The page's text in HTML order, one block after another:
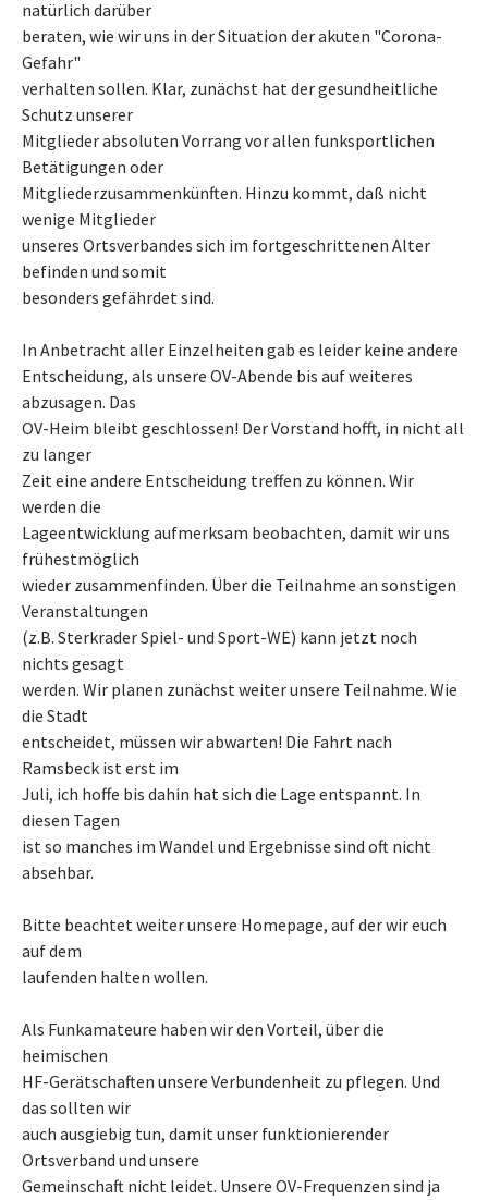
natürlich darüber
beraten, wie wir uns in der Situation der akuten "Corona-
Gefahr"
verhalten sollen. Klar, zunächst hat der gesundheitliche
Schutz unserer
Mitglieder absoluten Vorrang vor allen funksportlichen
Betätigungen oder
Mitgliederzusammenkünften. Hinzu kommt, daß nicht
wenige Mitglieder
unseres Ortsverbandes sich im fortgeschrittenen Alter
befinden und somit
besonders gefährdet sind.
In Anbetracht aller Einzelheiten gab es leider keine andere
Entscheidung, als unsere OV-Abende bis auf weiteres
abzusagen. Das
OV-Heim bleibt geschlossen! Der Vorstand hofft, in nicht all
zu langer
Zeit eine andere Entscheidung treffen zu können. Wir
werden die
Lageentwicklung aufmerksam beobachten, damit wir uns
frühestmöglich
wieder zusammenfinden. Über die Teilnahme an sonstigen
Veranstaltungen
(z.B. Sterkrader Spiel- und Sport-WE) kann jetzt noch
nichts gesagt
werden. Wir planen zunächst weiter unsere Teilnahme. Wie
die Stadt
entscheidet, müssen wir abwarten! Die Fahrt nach
Ramsbeck ist erst im
Juli, ich hoffe bis dahin hat sich die Lage entspannt. In
diesen Tagen
ist so manches im Wandel und Ergebnisse sind oft nicht
absehbar.
Bitte beachtet weiter unsere Homepage, auf der wir euch
auf dem
laufenden halten wollen.
Als Funkamateure haben wir den Vorteil, über die
heimischen
HF-Gerätschaften unsere Verbundenheit zu pflegen. Und
das sollten wir
auch ausgiebig tun, damit unser funktionierender
Ortsverband und unsere
Gemeinschaft nicht leidet. Unsere OV-Frequenzen sind ja